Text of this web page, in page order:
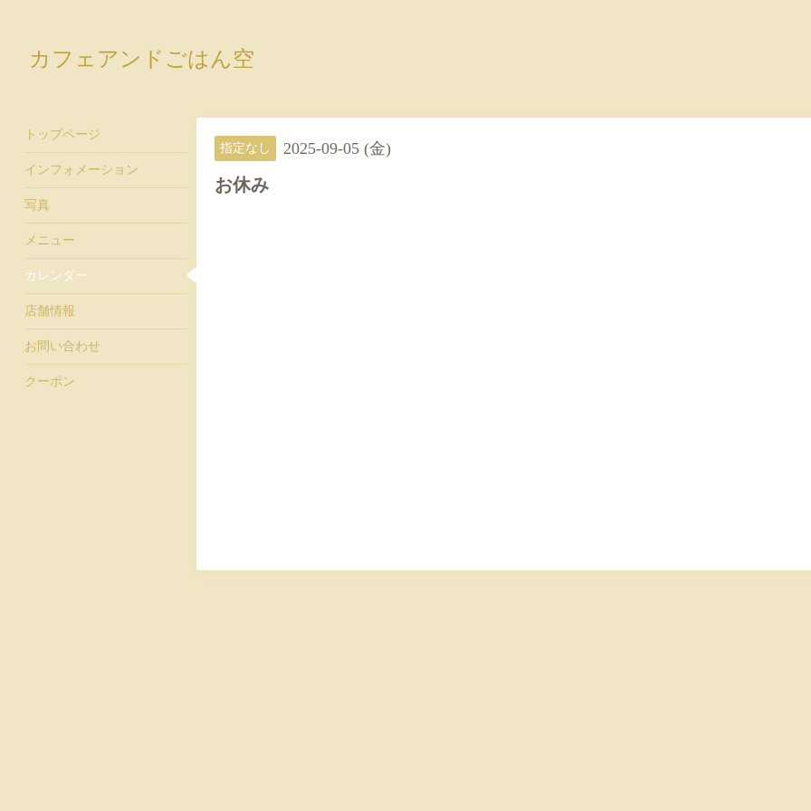
カフェアンドごはん空
指定なし 2025-09-05 (金)
お休み
トップページ
インフォメーション
写真
メニュー
カレンダー
店舗情報
お問い合わせ
クーポン